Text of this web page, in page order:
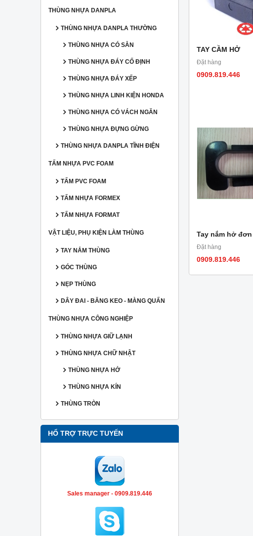
THÙNG NHỰA DANPLA
THÙNG NHỰA DANPLA THƯỜNG
THÙNG NHỰA CÓ SẴN
THÙNG NHỰA ĐÁY CỐ ĐỊNH
THÙNG NHỰA ĐÁY XẾP
THÙNG NHỰA LINH KIỆN HONDA
THÙNG NHỰA CÓ VÁCH NGĂN
THÙNG NHỰA ĐỰNG GỪNG
THÙNG NHỰA DANPLA TĨNH ĐIỆN
TẤM NHỰA PVC FOAM
TẤM PVC FOAM
TẤM NHỰA FORMEX
TẤM NHỰA FORMAT
VẬT LIỆU, PHỤ KIỆN LÀM THÙNG
TAY NẮM THÙNG
GÓC THÙNG
NẸP THÙNG
DÂY ĐAI - BĂNG KEO - MÀNG QUẤN
THÙNG NHỰA CÔNG NGHIỆP
THÙNG NHỰA GIỮ LẠNH
THÙNG NHỰA CHỮ NHẬT
THÙNG NHỰA HỞ
THÙNG NHỰA KÍN
THÙNG TRÒN
HỔ TRỢ TRỰC TUYẾN
Sales manager - 0909.819.446
TAY CẦM HỞ
Đặt hàng
0909.819.446
Tay nắm hở
Đặt hàng
0909.819.446